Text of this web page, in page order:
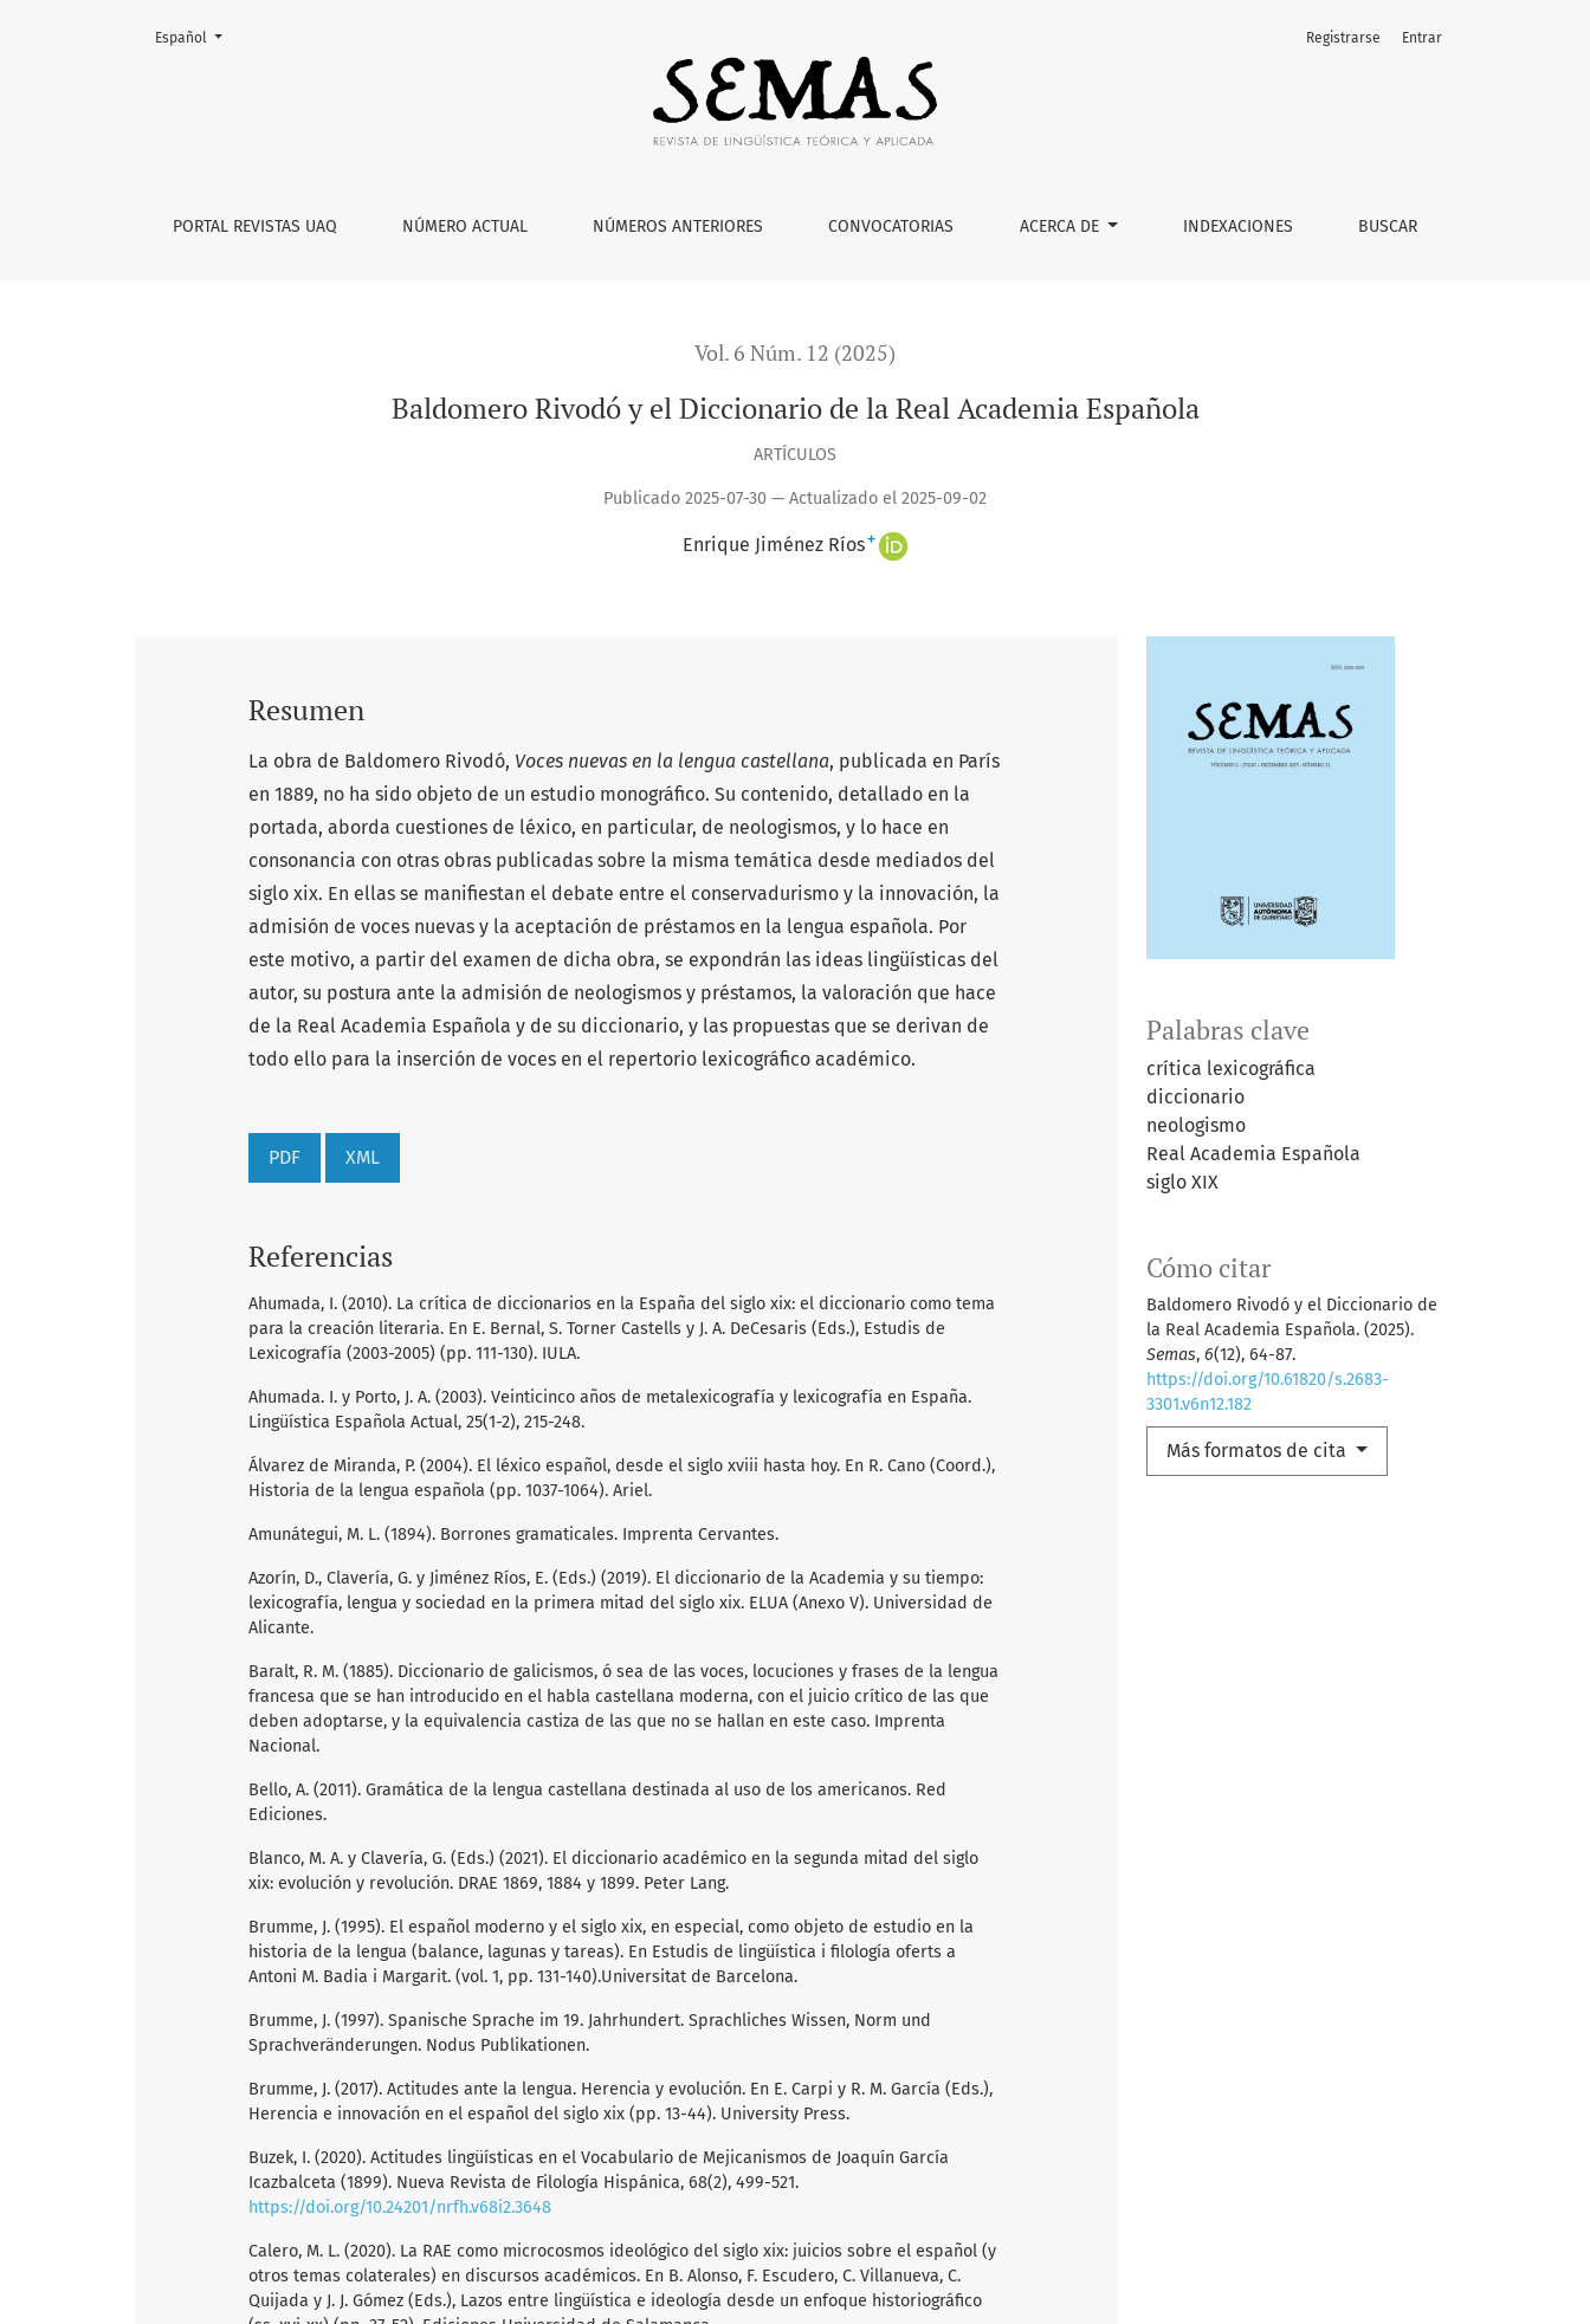
Baldomero Rivodó y el Diccionario de la Real Academia Española
PORTAL REVISTAS UAQ NÚMERO ACTUAL NÚMEROS ANTERIORES CONVOCATORIAS ACERCA DE INDEXACIONES BUSCAR
Registrarse Entrar
Cambiar el idioma. El actual es:
Español
Vol. 6 Núm. 12 (2025)
Baldomero Rivodó y el Diccionario de la Real Academia Española
ARTÍCULOS
Publicado 2025-07-30 — Actualizado el 2025-09-02
Enrique Jiménez Ríos+
Palabras clave
crítica lexicográfica
diccionario
neologismo
Real Academia Española
siglo XIX
Cómo citar
Baldomero Rivodó y el Diccionario de
la Real Academia Española. (2025).
Semas, 6(12), 64-87.
https://doi.org/10.61820/s.2683-
3301.v6n12.182
Más formatos de cita
Resumen
La obra de Baldomero Rivodó, Voces nuevas en la lengua castellana, publicada en París
en 1889, no ha sido objeto de un estudio monográfico. Su contenido, detallado en la
portada, aborda cuestiones de léxico, en particular, de neologismos, y lo hace en
consonancia con otras obras publicadas sobre la misma temática desde mediados del
siglo xix. En ellas se manifiestan el debate entre el conservadurismo y la innovación, la
admisión de voces nuevas y la aceptación de préstamos en la lengua española. Por
este motivo, a partir del examen de dicha obra, se expondrán las ideas lingüísticas del
autor, su postura ante la admisión de neologismos y préstamos, la valoración que hace
de la Real Academia Española y de su diccionario, y las propuestas que se derivan de
todo ello para la inserción de voces en el repertorio lexicográfico académico.
PDF XML
Referencias
Ahumada, I. (2010). La crítica de diccionarios en la España del siglo xix: el diccionario como tema
para la creación literaria. En E. Bernal, S. Torner Castells y J. A. DeCesaris (Eds.), Estudis de
Lexicografía (2003-2005) (pp. 111-130). IULA.
Ahumada. I. y Porto, J. A. (2003). Veinticinco años de metalexicografía y lexicografía en España.
Lingüística Española Actual, 25(1-2), 215-248.
Álvarez de Miranda, P. (2004). El léxico español, desde el siglo xviii hasta hoy. En R. Cano (Coord.),
Historia de la lengua española (pp. 1037-1064). Ariel.
Amunátegui, M. L. (1894). Borrones gramaticales. Imprenta Cervantes.
Azorín, D., Clavería, G. y Jiménez Ríos, E. (Eds.) (2019). El diccionario de la Academia y su tiempo:
lexicografía, lengua y sociedad en la primera mitad del siglo xix. ELUA (Anexo V). Universidad de
Alicante.
Baralt, R. M. (1885). Diccionario de galicismos, ó sea de las voces, locuciones y frases de la lengua
francesa que se han introducido en el habla castellana moderna, con el juicio crítico de las que
deben adoptarse, y la equivalencia castiza de las que no se hallan en este caso. Imprenta
Nacional.
Bello, A. (2011). Gramática de la lengua castellana destinada al uso de los americanos. Red
Ediciones.
Blanco, M. A. y Clavería, G. (Eds.) (2021). El diccionario académico en la segunda mitad del siglo
xix: evolución y revolución. DRAE 1869, 1884 y 1899. Peter Lang.
Brumme, J. (1995). El español moderno y el siglo xix, en especial, como objeto de estudio en la
historia de la lengua (balance, lagunas y tareas). En Estudis de lingüística i filología oferts a
Antoni M. Badia i Margarit. (vol. 1, pp. 131-140).Universitat de Barcelona.
Brumme, J. (1997). Spanische Sprache im 19. Jahrhundert. Sprachliches Wissen, Norm und
Sprachveränderungen. Nodus Publikationen.
Brumme, J. (2017). Actitudes ante la lengua. Herencia y evolución. En E. Carpi y R. M. García (Eds.),
Herencia e innovación en el español del siglo xix (pp. 13-44). University Press.
Buzek, I. (2020). Actitudes lingüísticas en el Vocabulario de Mejicanismos de Joaquín García
Icazbalceta (1899). Nueva Revista de Filología Hispánica, 68(2), 499-521.
https://doi.org/10.24201/nrfh.v68i2.3648
Calero, M. L. (2020). La RAE como microcosmos ideológico del siglo xix: juicios sobre el español (y
otros temas colaterales) en discursos académicos. En B. Alonso, F. Escudero, C. Villanueva, C.
Quijada y J. J. Gómez (Eds.), Lazos entre lingüística e ideología desde un enfoque historiográfico